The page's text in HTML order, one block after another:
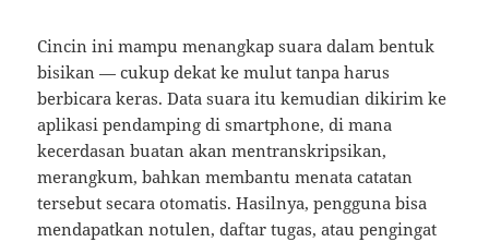
Cincin ini mampu menangkap suara dalam bentuk
bisikan — cukup dekat ke mulut tanpa harus
berbicara keras. Data suara itu kemudian dikirim ke
aplikasi pendamping di smartphone, di mana
kecerdasan buatan akan mentranskripsikan,
merangkum, bahkan membantu menata catatan
tersebut secara otomatis. Hasilnya, pengguna bisa
mendapatkan notulen, daftar tugas, atau pengingat